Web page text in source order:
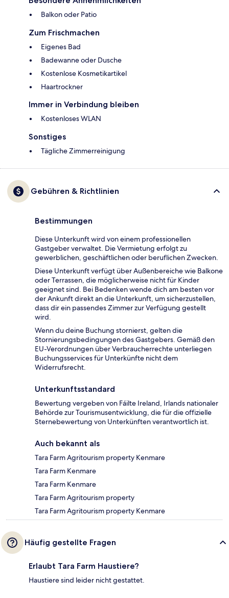
Balkon oder Patio
Zum Frischmachen
Eigenes Bad
Badewanne oder Dusche
Kostenlose Kosmetikartikel
Haartrockner
Immer in Verbindung bleiben
Kostenloses WLAN
Sonstiges
Tägliche Zimmerreinigung
Gebühren & Richtlinien
Bestimmungen
Diese Unterkunft wird von einem professionellen
Gastgeber verwaltet. Die Vermietung erfolgt zu
gewerblichen, geschäftlichen oder beruflichen Zwecken.
Diese Unterkunft verfügt über Außenbereiche wie Balkone
oder Terrassen, die möglicherweise nicht für Kinder
geeignet sind. Bei Bedenken wende dich am besten vor
der Ankunft direkt an die Unterkunft, um sicherzustellen,
dass dir ein passendes Zimmer zur Verfügung gestellt
wird.
Wenn du deine Buchung stornierst, gelten die
Stornierungsbedingungen des Gastgebers. Gemäß den
EU-Verordnungen über Verbraucherrechte unterliegen
Buchungsservices für Unterkünfte nicht dem
Widerrufsrecht.
Unterkunftsstandard
Bewertung vergeben von Fáilte Ireland, Irlands nationaler
Behörde zur Tourismusentwicklung, die für die offizielle
Sternebewertung von Unterkünften verantwortlich ist.
Auch bekannt als
Tara Farm Agritourism property Kenmare
Tara Farm Kenmare
Tara Farm Kenmare
Tara Farm Agritourism property
Tara Farm Agritourism property Kenmare
Häufig gestellte Fragen
Erlaubt Tara Farm Haustiere?
Haustiere sind leider nicht gestattet.